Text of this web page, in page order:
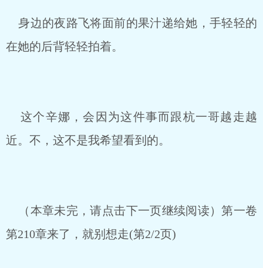
身边的夜路飞将面前的果汁递给她，手轻轻的
在她的后背轻轻拍着。
这个辛娜，会因为这件事而跟杭一哥越走越
近。不，这不是我希望看到的。
（本章未完，请点击下一页继续阅读）第一卷
第210章来了，就别想走(第2/2页)